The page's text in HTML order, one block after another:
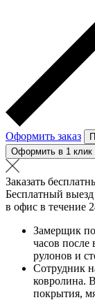
Оформить заказ
Оформить в 1 клик
Заказать
Бесплатный
в офис в течение
Замерщик
часов после
рулонов и
Сотрудник
ковролина.
покрытия,